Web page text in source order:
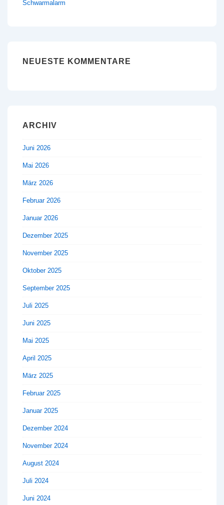
Schwarmalarm
NEUESTE KOMMENTARE
ARCHIV
Juni 2026
Mai 2026
März 2026
Februar 2026
Januar 2026
Dezember 2025
November 2025
Oktober 2025
September 2025
Juli 2025
Juni 2025
Mai 2025
April 2025
März 2025
Februar 2025
Januar 2025
Dezember 2024
November 2024
August 2024
Juli 2024
Juni 2024